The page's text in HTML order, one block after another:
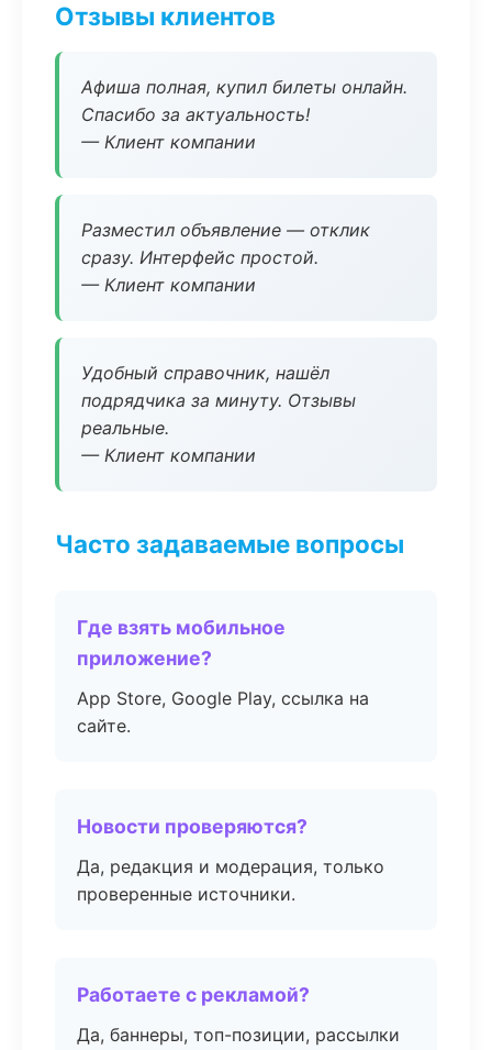
Отзывы клиентов
Афиша полная, купил билеты онлайн.
Спасибо за актуальность!
— Клиент компании
Разместил объявление — отклик
сразу. Интерфейс простой.
— Клиент компании
Удобный справочник, нашёл
подрядчика за минуту. Отзывы
реальные.
— Клиент компании
Часто задаваемые вопросы
Где взять мобильное
приложение?
App Store, Google Play, ссылка на
сайте.
Новости проверяются?
Да, редакция и модерация, только
проверенные источники.
Работаете с рекламой?
Да, баннеры, топ-позиции, рассылки